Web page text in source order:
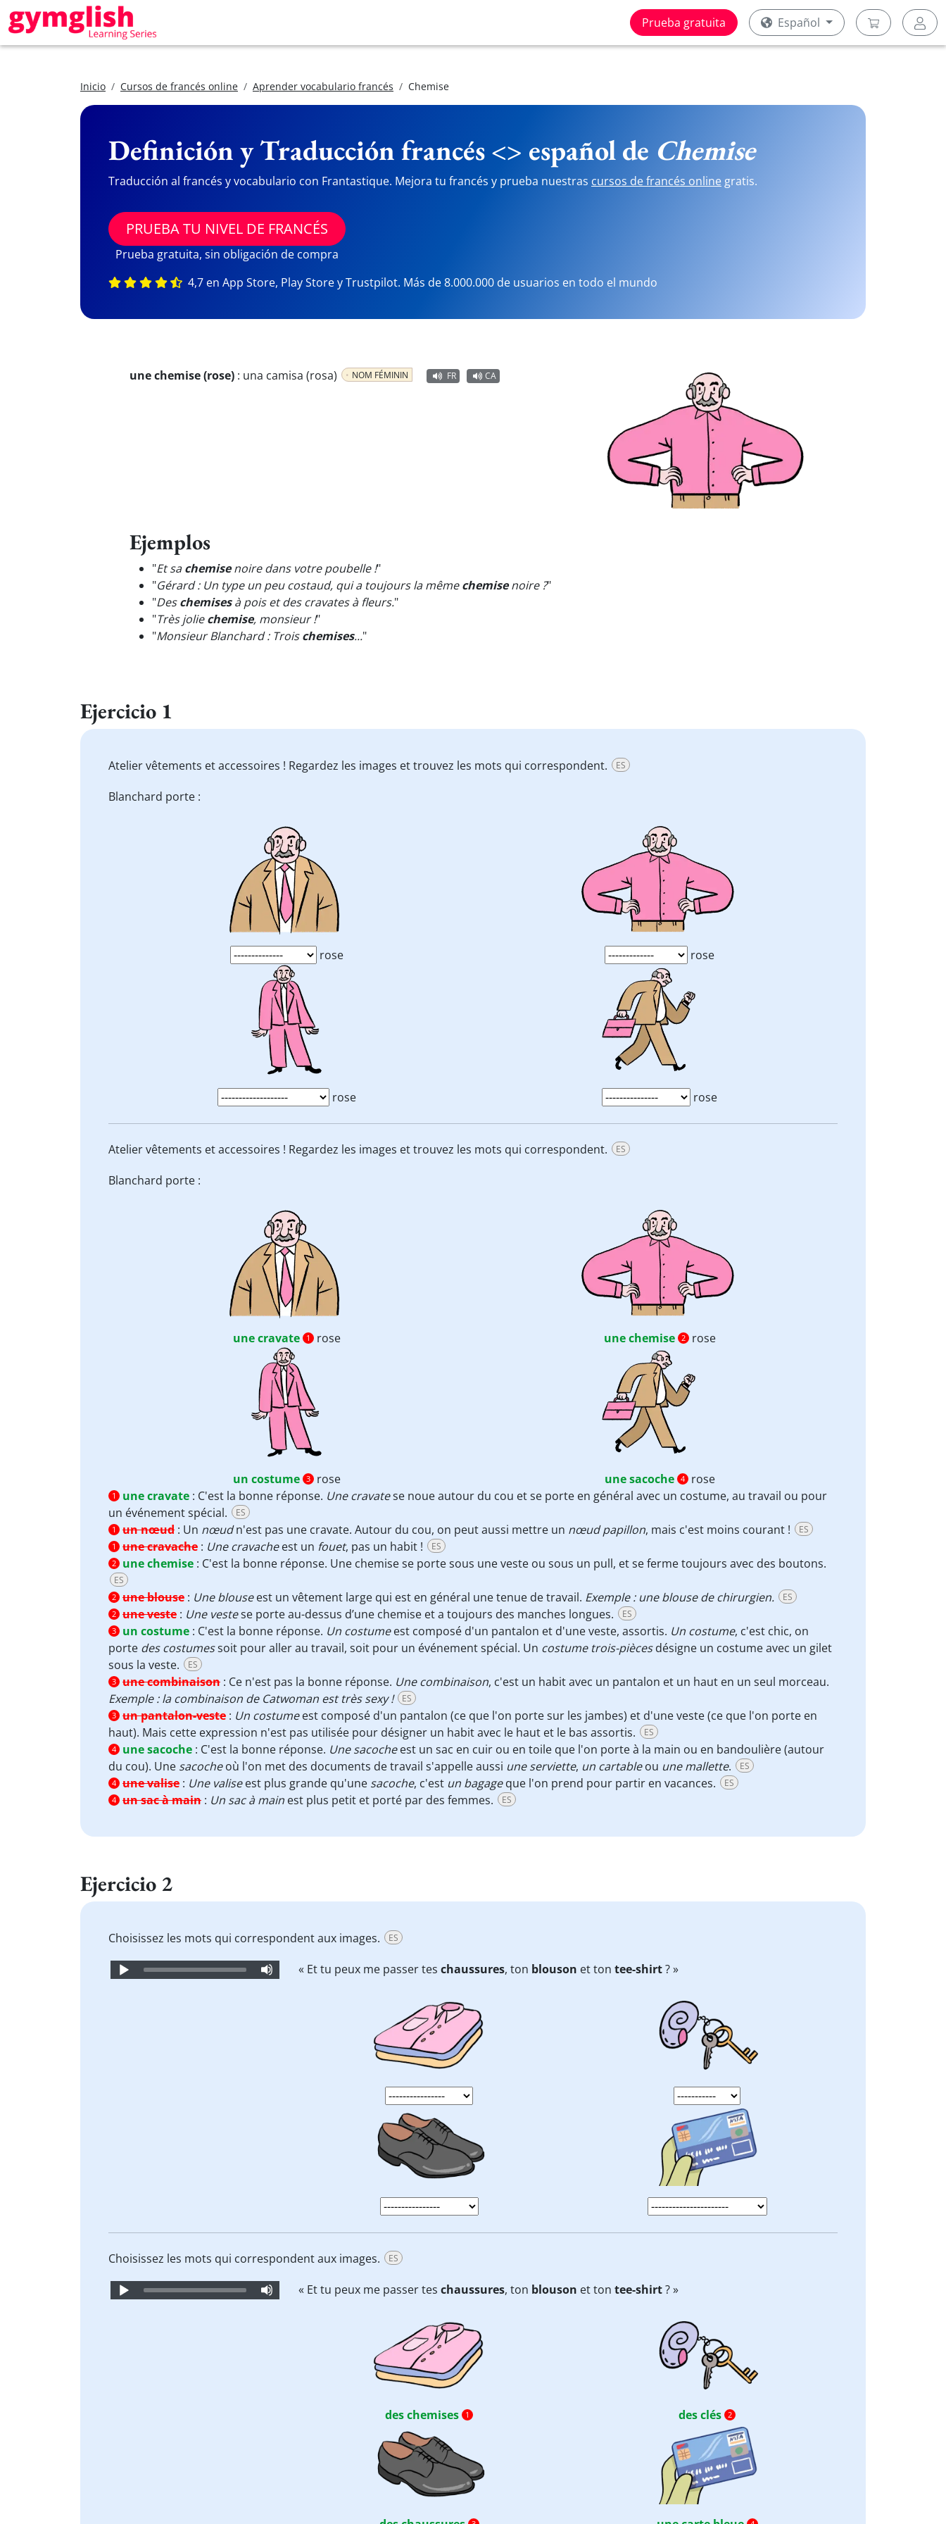
Prueba gratuita Español
Inicio Cursos de francés online Aprender vocabulario francés Chemise
Definición y Traducción francés <> español de Chemise
Traducción al francés y vocabulario con Frantastique. Mejora tu francés y prueba nuestras cursos de francés online gratis.
PRUEBA TU NIVEL DE FRANCÉS
Prueba gratuita, sin obligación de compra
4,7 en App Store, Play Store y Trustpilot. Más de 8.000.000 de usuarios en todo el mundo
une chemise (rose) : una camisa (rosa) NOM FÉMININ FR CA
Ejemplos
"Et sachemisenoire dans votre poubelle !"
"Gérard : Un type un peu costaud, qui a toujours la mêmechemisenoire ?"
"Deschemisesà pois et des cravates à fleurs."
"Très joliechemise, monsieur !"
"Monsieur Blanchard : Troischemises..."
Ejercicio 1
Atelier vêtements et accessoires ! Regardez les images et trouvez les mots qui correspondent. ES
Blanchard porte :
rose rose
rose rose
Atelier vêtements et accessoires ! Regardez les images et trouvez les mots qui correspondent. ES
Blanchard porte :
une cravate 1 rose une chemise 2 rose
un costume 3 rose une sacoche 4 rose
1 une cravate : C'est la bonne réponse. Une cravatese noue autour du cou et se porte en général avec un costume, au travail ou pour
un événement spécial.
ES
1 un nœud : Un nœudn'est pas une cravate. Autour du cou, on peut aussi mettre un nœud papillon, mais c'est moins courant ! ES
1 une cravache : Une cravacheest un fouet, pas un habit ! ES
2 une chemise : C'est la bonne réponse. Une chemise se porte sous une veste ou sous un pull, et se ferme toujours avec des boutons.
ES
2 une blouse : Une blouseest un vêtement large qui est en général une tenue de travail. Exemple : une blouse de chirurgien. ES
2 une veste : Une vestese porte au-dessus d’une chemise et a toujours des manches longues. ES
3 un costume : C'est la bonne réponse. Un costumeest composé d'un pantalon et d'une veste, assortis. Un costume, c'est chic, on
porte des costumessoit pour aller au travail, soit pour un événement spécial. Un costume trois-piècesdésigne un costume avec un gilet
sous la veste.
ES
3 une combinaison : Ce n'est pas la bonne réponse. Une combinaison, c'est un habit avec un pantalon et un haut en un seul morceau.
Exemple : la combinaison de Catwoman est très sexy !
ES
3 un pantalon-veste : Un costumeest composé d'un pantalon (ce que l'on porte sur les jambes) et d'une veste (ce que l'on porte en
haut). Mais cette expression n'est pas utilisée pour désigner un habit avec le haut et le bas assortis.
ES
4 une sacoche : C'est la bonne réponse. Une sacocheest un sac en cuir ou en toile que l'on porte à la main ou en bandoulière (autour
du cou). Une sacocheoù l'on met des documents de travail s'appelle aussi une serviette, un cartableou une mallette. ES
4 une valise : Une valiseest plus grande qu'une sacoche, c'est un bagageque l'on prend pour partir en vacances. ES
4 un sac à main : Un sac à main est plus petit et porté par des femmes. ES
Ejercicio 2
Choisissez les mots qui correspondent aux images. ES
Audio
« Et tu peux me passer tes chaussures, ton blouson et ton tee-shirt? »
Choisissez les mots qui correspondent aux images. ES
Audio
« Et tu peux me passer tes chaussures, ton blouson et ton tee-shirt? »
des chemises 1 des clés 2